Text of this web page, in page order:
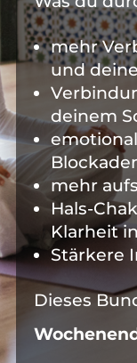
mehr
und
deinem
mehr
Hals-
Klarheit
Stärkere
Dieses